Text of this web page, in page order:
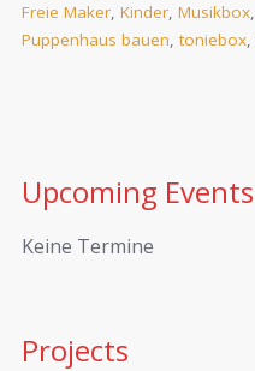
Freie Maker, Kinder, Musikbox,
Puppenhaus bauen, toniebox,
Upcoming Events
Keine Termine
Projects